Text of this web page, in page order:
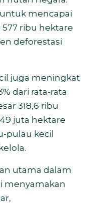
mencapai
ribu hektare
deforestasi
juga meningkat
dari rata-rata
318,6 ribu
juta hektare
pulau kecil
utama dalam
menyamakan